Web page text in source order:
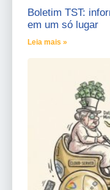
Boletim TST:
em um só lugar
Leia mais »